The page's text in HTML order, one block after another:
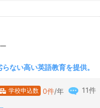
ない高い英語教育を提供。
学校申込数 0件/年 11件